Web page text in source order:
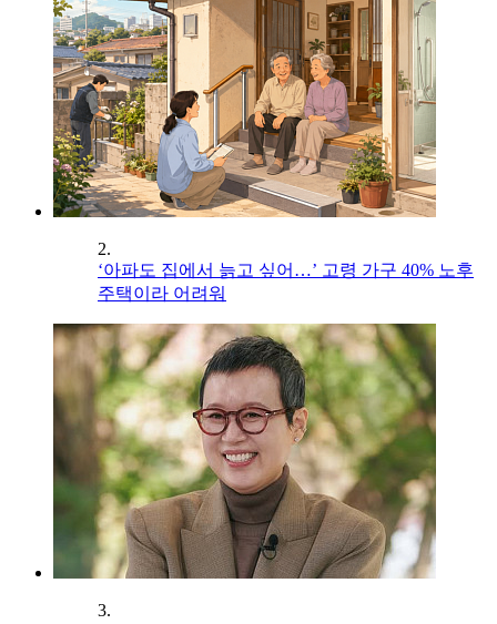
2.
‘아파도 집에서 늙고 싶어…’ 고령 가구 40% 노후
주택이라 어려워
3.